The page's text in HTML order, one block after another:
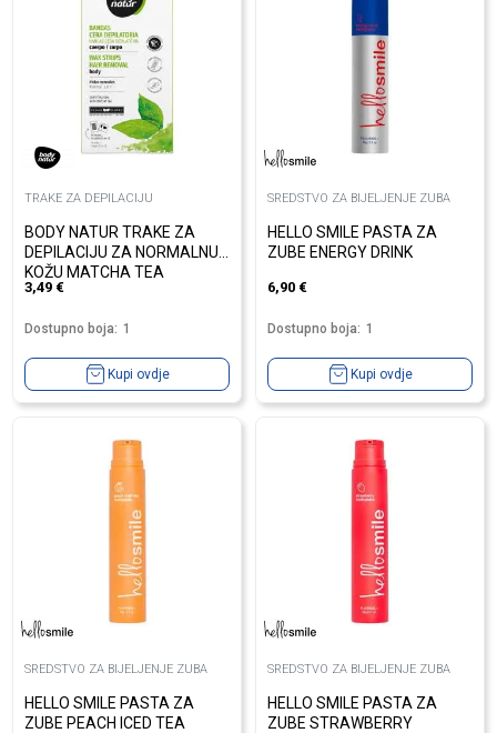
TRAKE ZA DEPILACIJU
BODY NATUR TRAKE ZA
DEPILACIJU ZA NORMALNU
KOŽU MATCHA TEA
3,49 €
Dostupno boja: 1
Kupi ovdje
SREDSTVO ZA BIJELJENJE ZUBA
HELLO SMILE PASTA ZA
ZUBE ENERGY DRINK
6,90 €
Dostupno boja: 1
Kupi ovdje
SREDSTVO ZA BIJELJENJE ZUBA
HELLO SMILE PASTA ZA
ZUBE PEACH ICED TEA
SREDSTVO ZA BIJELJENJE ZUBA
HELLO SMILE PASTA ZA
ZUBE STRAWBERRY